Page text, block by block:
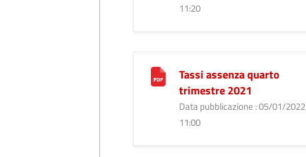
11:20
Tassi assenza quarto
trimestre 2021
Data pubblicazione : 05/01/2022
11:00